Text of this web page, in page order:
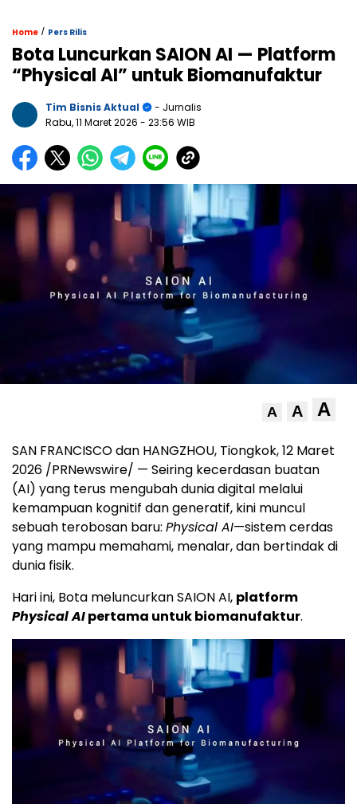
Home / Pers Rilis
Bota Luncurkan SAION AI — Platform
“Physical AI” untuk Biomanufaktur
Tim Bisnis Aktual
- Jurnalis
Rabu, 11 Maret 2026 - 23:56 WIB
A A A
SAN FRANCISCO dan HANGZHOU, Tiongkok,12 Maret
2026 /PRNewswire/ — Seiring kecerdasan buatan
(AI) yang terus mengubah dunia digital melalui
kemampuan kognitif dan generatif, kini muncul
sebuah terobosan baru: Physical AI—sistem cerdas
yang mampu memahami, menalar, dan bertindak di
dunia fisik.
Hari ini, Bota meluncurkan SAION AI, platform
Physical AIpertama untuk biomanufaktur.